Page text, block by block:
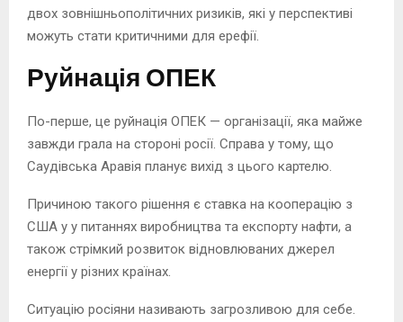
двох зовнішньополітичних ризиків, які у перспективі
можуть стати критичними для ерефії.
Руйнація ОПЕК
По-перше, це руйнація ОПЕК — організації, яка майже
завжди грала на стороні росії. Справа у тому, що
Саудівська Аравія планує вихід з цього картелю.
Причиною такого рішення є ставка на кооперацію з
США у у питаннях виробництва та експорту нафти, а
також стрімкий розвиток відновлюваних джерел
енергії у різних країнах.
Ситуацію росіяни називають загрозливою для себе.